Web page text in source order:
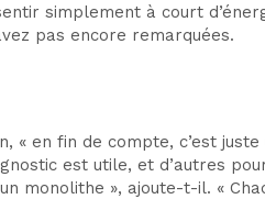
simplement à court
pas encore remarquées.
« en fin de compte, c’est
est utile, et d’autres
monolithe », ajoute-t-il. «